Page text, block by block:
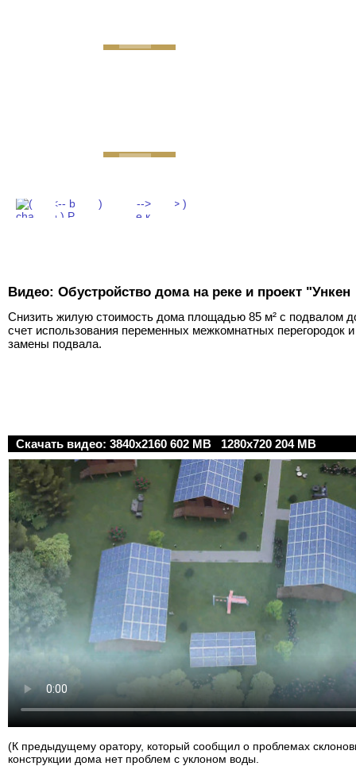
Видео: Обустройство дома на реке и проект "Ункен
Снизить жилую стоимость дома площадью 85 м² с подвалом
счет использования переменных межкомнатных перегородок
замены подвала.
Скачать видео: 3840x2160 602 MB 1280x720 204 MB
(К предыдущему оратору, который сообщил о проблемах
конструкции дома нет проблем с уклоном воды.